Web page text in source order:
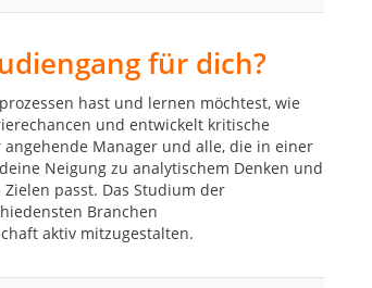
für dich?
hast und lernen möchtest, wie
und entwickelt kritische
Manager und alle, die in einer
Neigung zu analytischem Denken und
passt. Das Studium der
Branchen
aktiv mitzugestalten.